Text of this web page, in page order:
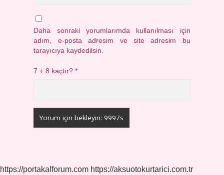
Daha sonraki yorumlarımda kullanılması için
adım, e-posta adresim ve site adresim bu
tarayıcıya kaydedilsin.
7 + 8 kaçtır?*
https://portakalforum.com https://aksuotokurtarici.com.tr